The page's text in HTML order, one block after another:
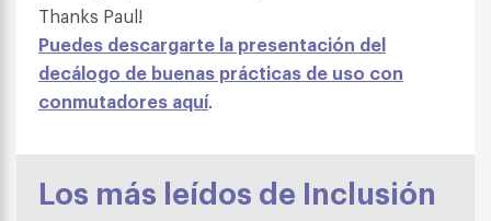
Thanks Paul!
Puedes descargarte la presentación del
decálogo de buenas prácticas de uso con
conmutadores aquí.
Los más leídos de Inclusión